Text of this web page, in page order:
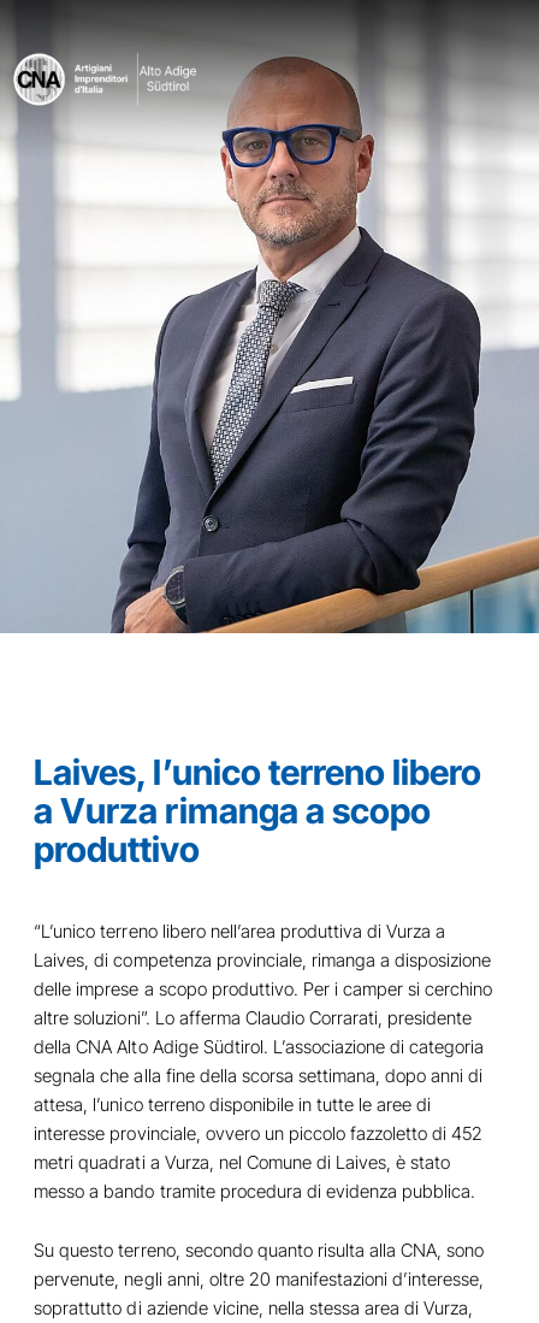
Laives, l’unico terreno libero
a Vurza rimanga a scopo
produttivo
“L’unico terreno libero nell’area produttiva di Vurza a
Laives, di competenza provinciale, rimanga a disposizione
delle imprese a scopo produttivo. Per i camper si cerchino
altre soluzioni”. Lo afferma Claudio Corrarati, presidente
della CNA Alto Adige Südtirol. L’associazione di categoria
segnala che alla fine della scorsa settimana, dopo anni di
attesa, l’unico terreno disponibile in tutte le aree di
interesse provinciale, ovvero un piccolo fazzoletto di 452
metri quadrati a Vurza, nel Comune di Laives, è stato
messo a bando tramite procedura di evidenza pubblica.
Su questo terreno, secondo quanto risulta alla CNA, sono
pervenute, negli anni, oltre 20 manifestazioni d’interesse,
soprattutto di aziende vicine, nella stessa area di Vurza,